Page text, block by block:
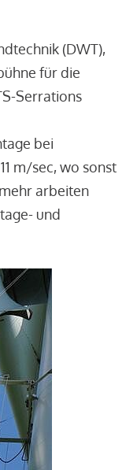
(DWT),
für die
Serrations
bei
m/sec, wo sonst
arbeiten
und